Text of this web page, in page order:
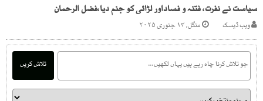
سیاست نے نفرت، فتنہ و فساداور لڑائی کو جنم دیا،فضل الرحمان
ویب ڈیسک منگل, ۱۴ جنوری ۲۰۲۵
تلاش کریں